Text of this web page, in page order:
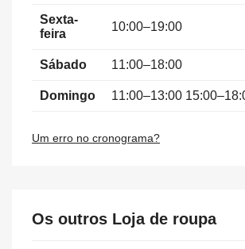
Sexta-
feira
10:00–19:00
Sábado 11:00–18:00
Domingo 11:00–13:00
Um erro no cronograma?
Os outros Loja de roupa